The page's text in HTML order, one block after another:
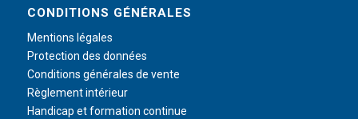
CONDITIONS GÉNÉRALES
Mentions légales
Protection des données
Conditions générales de vente
Règlement intérieur
Handicap et formation continue